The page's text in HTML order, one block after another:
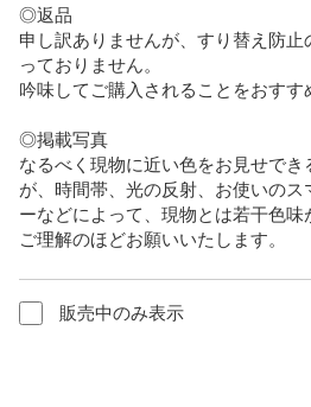
◎返品
申し訳ありませんが、すり替え防
っておりません。
吟味してご購入されることをおすす
◎掲載写真
なるべく現物に近い色をお見せで
が、時間帯、光の反射、お使いの
ーなどによって、現物とは若干色味
ご理解のほどお願いいたします。
販売中のみ表示